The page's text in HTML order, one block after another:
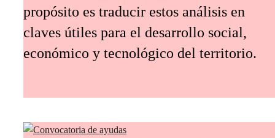
propósito es traducir estos análisis en
claves útiles para el desarrollo social,
económico y tecnológico del territorio.